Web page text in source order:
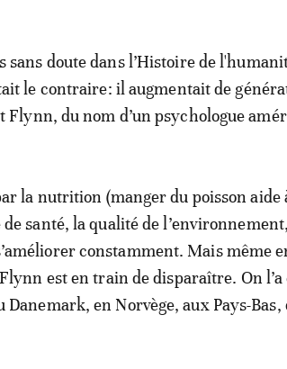
sans doute dans l’Histoire de
le contraire: il augmentait de
Flynn, du nom d’un psychologue
la nutrition (manger du poisson
santé, la qualité de
constamment. Mais même
est en train de disparaître. On
Danemark, en Norvège, aux Pays-